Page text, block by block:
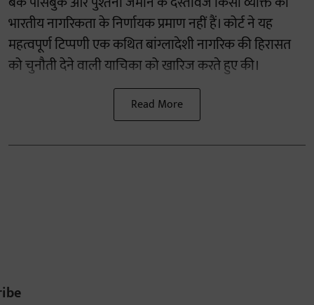
भारतीय नागरिकता के निर्णायक प्रमाण नहीं हैं। कोर्ट ने यह
महत्वपूर्ण टिप्पणी एक कथित बांग्लादेशी नागरिक की हिरासत
को चुनौती देने वाली याचिका को खारिज करते हुए की।
Read More